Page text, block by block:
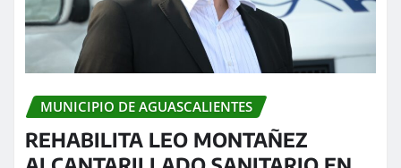
MUNICIPIO DE AGUASCALIENTES
REHABILITA LEO MONTAÑEZ